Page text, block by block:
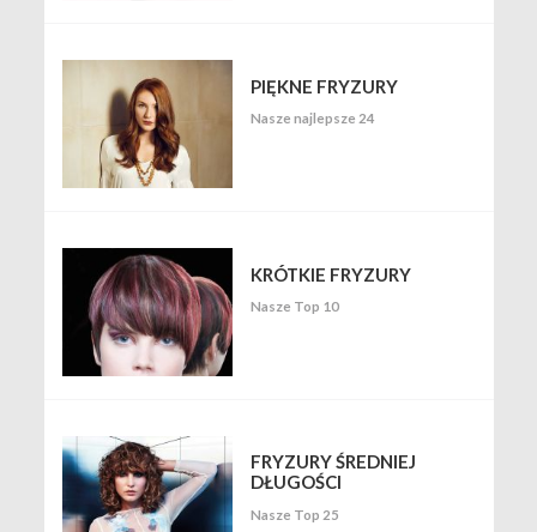
PIĘKNE FRYZURY
Nasze najlepsze 24
KRÓTKIE FRYZURY
Nasze Top 10
FRYZURY ŚREDNIEJ
DŁUGOŚCI
Nasze Top 25